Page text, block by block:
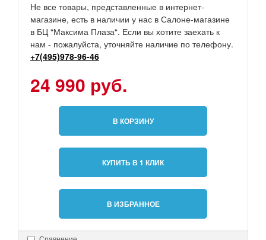
Не все товары, представленные в интернет-
магазине, есть в наличии у нас в Салоне-магазине
в БЦ “Максима Плаза“. Если вы хотите заехать к
нам - пожалуйста, уточняйте наличие по телефону.
+7(495)978-96-46
24 990 руб.
В КОРЗИНУ
КУПИТЬ В 1 КЛИК
В ИЗБРАННОЕ